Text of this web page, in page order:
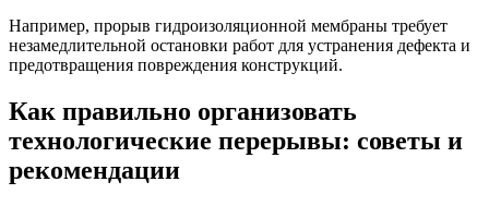
Например, прорыв гидроизоляционной мембраны требует
незамедлительной остановки работ для устранения дефекта и
предотвращения повреждения конструкций.
Как правильно организовать
технологические перерывы: советы и
рекомендации